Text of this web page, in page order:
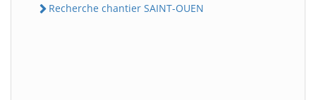
Recherche chantier SAINT-OUEN